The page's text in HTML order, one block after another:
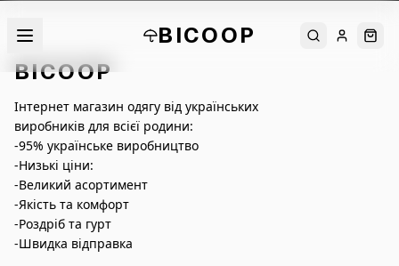
BICOOP ПошукУвійти
BICOOP
Інтернет магазин одягу від українських
виробників для всієї родини:
-95% українське виробництво
-Низькі ціни:
-Великий асортимент
-Якість та комфорт
-Роздріб та гурт
-Швидка відправка